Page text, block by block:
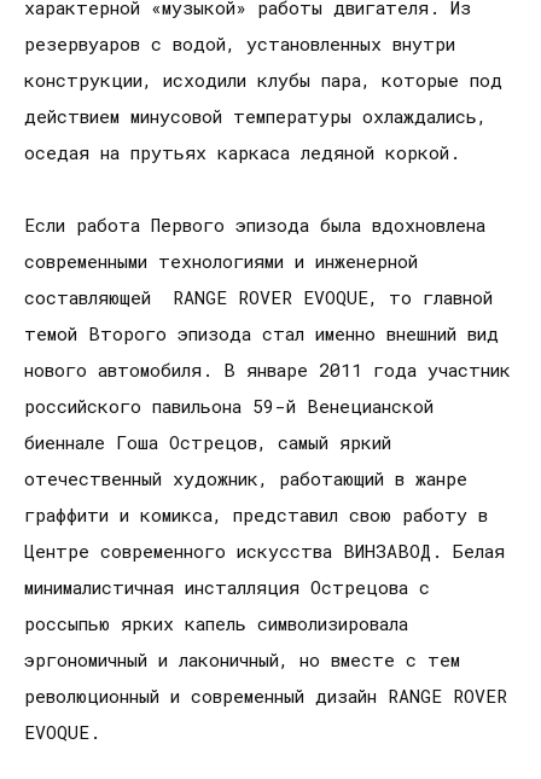
характерной «музыкой» работы двигателя. Из
резервуаров с водой, установленных внутри
конструкции, исходили клубы пара, которые под
действием минусовой температуры охлаждались,
оседая на прутьях каркаса ледяной коркой.
Если работа Первого эпизода была вдохновлена
современными технологиями и инженерной
составляющей RANGE ROVER EVOQUE, то главной
темой Второго эпизода стал именно внешний вид
нового автомобиля. В январе 2011 года участник
российского павильона 59-й Венецианской
биеннале Гоша Острецов, самый яркий
отечественный художник, работающий в жанре
граффити и комикса, представил свою работу в
Центре современного искусства ВИНЗАВОД. Белая
минималистичная инсталляция Острецова с
россыпью ярких капель символизировала
эргономичный и лаконичный, но вместе с тем
революционный и современный дизайн RANGE ROVER
EVOQUE.